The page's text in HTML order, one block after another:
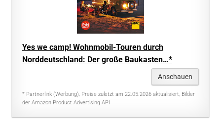
Yes we camp! Wohnmobil-Touren durch
Norddeutschland: Der große Baukasten…*
Anschauen
* Partnerlink (Werbung), Preise zuletzt am 22.05.2026 aktualisiert, Bilder
der Amazon Product Advertising API